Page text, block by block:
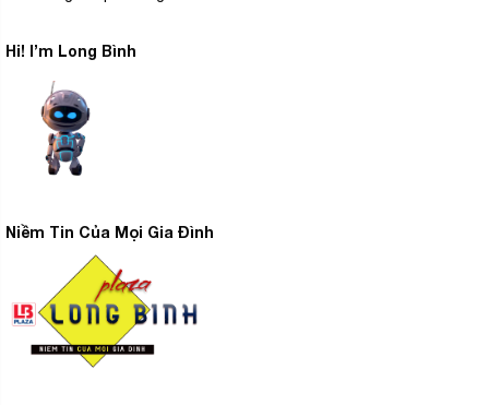
Hi! I’m Long Bình
Niềm Tin Của Mọi Gia Đình